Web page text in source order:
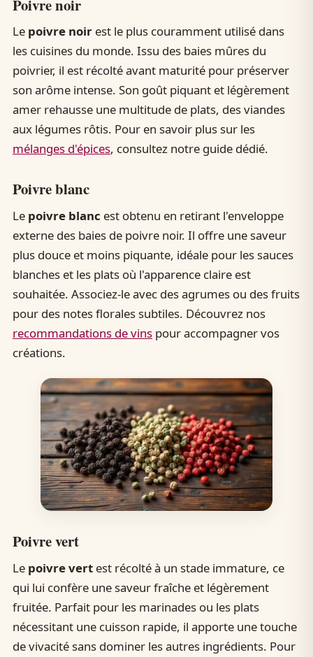
Poivre noir
Le poivre noirest le plus couramment utilisé dans
les cuisines du monde. Issu des baies mûres du
poivrier, il est récolté avant maturité pour préserver
son arôme intense. Son goût piquant et légèrement
amer rehausse une multitude de plats, des viandes
aux légumes rôtis. Pour en savoir plus sur les
mélanges d'épices, consultez notre guide dédié.
Poivre blanc
Le poivre blanc est obtenu en retirant l'enveloppe
externe des baies de poivre noir. Il offre une saveur
plus douce et moins piquante, idéale pour les sauces
blanches et les plats où l'apparence claire est
souhaitée. Associez-le avec des agrumes ou des fruits
pour des notes florales subtiles. Découvrez nos
recommandations de vinspour accompagner vos
créations.
Poivre vert
Le poivre vertest récolté à un stade immature, ce
qui lui confère une saveur fraîche et légèrement
fruitée. Parfait pour les marinades ou les plats
nécessitant une cuisson rapide, il apporte une touche
de vivacité sans dominer les autres ingrédients. Pour